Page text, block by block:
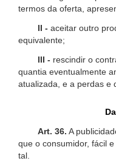
termos da oferta,
II - aceitar outro
equivalente;
III - rescindir o
quantia eventualmente
atualizada, e a perdas e
Art. 36. A
que o consumidor, fácil
tal.